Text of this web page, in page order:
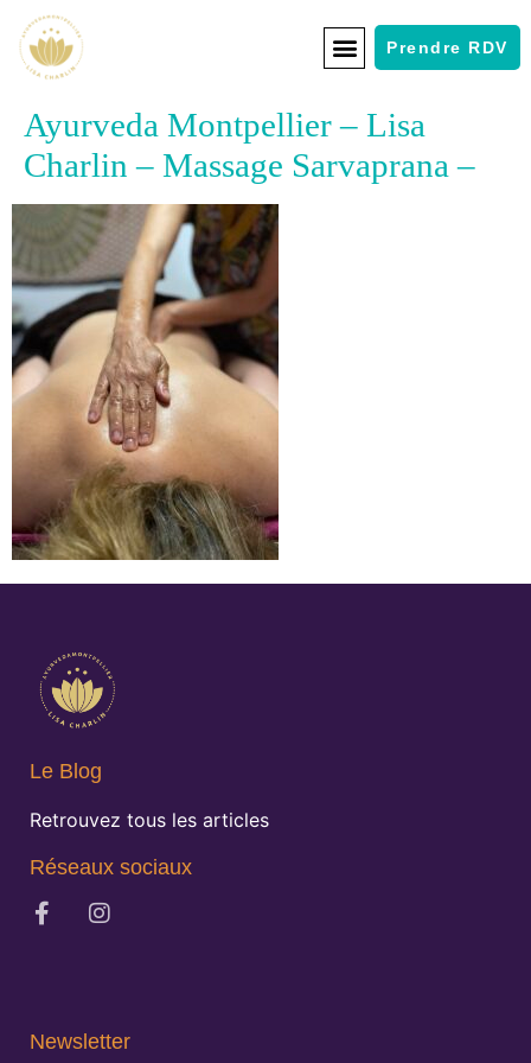
Prendre RDV
Ayurveda Montpellier – Lisa
Charlin – Massage Sarvaprana –
Le Blog
Retrouvez tous les articles
Réseaux sociaux
Newsletter